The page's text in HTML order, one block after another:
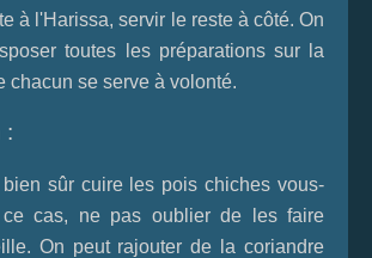
à l'Harissa, servir le reste à côté. On
toutes les préparations sur la
chacun se serve à volonté.
:
sûr cuire les pois chiches vous-
ce cas, ne pas oublier de les faire
On peut rajouter de la coriandre